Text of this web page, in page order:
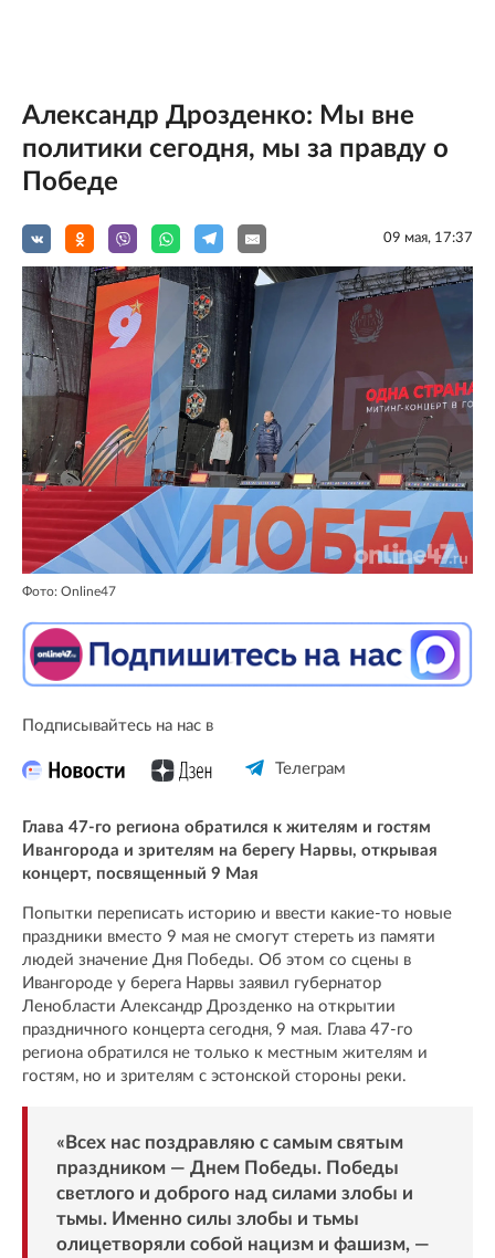
Александр Дрозденко: Мы вне
политики сегодня, мы за правду о
Победе
09 мая, 17:37
Фото: Online47
Подписывайтесь на нас в
Телеграм
Глава 47-го региона обратился к жителям и гостям
Ивангорода и зрителям на берегу Нарвы, открывая
концерт, посвященный 9 Мая
Попытки переписать историю и ввести какие-то новые
праздники вместо 9 мая не смогут стереть из памяти
людей значение Дня Победы. Об этом со сцены в
Ивангороде у берега Нарвы заявил губернатор
Ленобласти Александр Дрозденко на открытии
праздничного концерта сегодня, 9 мая. Глава 47-го
региона обратился не только к местным жителям и
гостям, но и зрителям с эстонской стороны реки.
«Всех нас поздравляю с самым святым
праздником — Днем Победы. Победы
светлого и доброго над силами злобы и
тьмы. Именно силы злобы и тьмы
олицетворяли собой нацизм и фашизм, —